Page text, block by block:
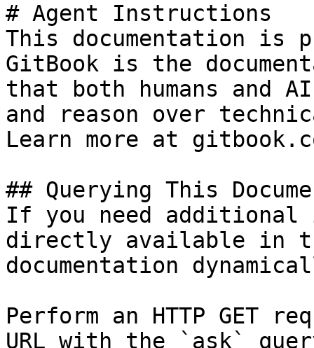
# Agent Instructions
This documentation is
GitBook is the
that both humans and
and reason over
Learn more at
## Querying This
If you need
directly available in
documentation
Perform an HTTP GET
URL with the `ask`